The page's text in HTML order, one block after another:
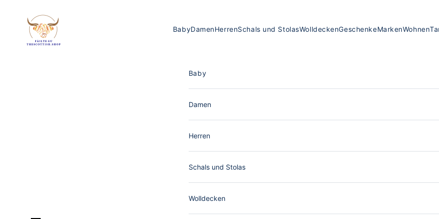
The Scottish Shop Deutschland
BabyDamenHerrenSchals und StolasWolldeckenGeschenkeMarkenWohnen
Baby
Damen
Herren
Schals und Stolas
Wolldecken